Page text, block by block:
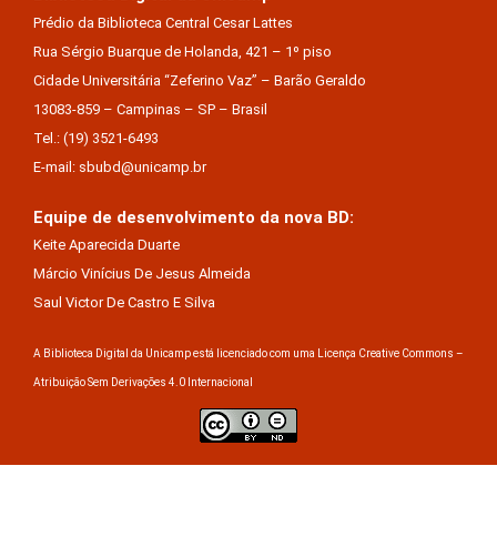
Prédio da Biblioteca Central Cesar Lattes
Rua Sérgio Buarque de Holanda, 421 – 1º piso
Cidade Universitária “Zeferino Vaz” – Barão Geraldo
13083-859 – Campinas – SP – Brasil
Tel.: (19) 3521-6493
E-mail: sbubd@unicamp.br
Equipe de desenvolvimento da nova BD:
Keite Aparecida Duarte
Márcio Vinícius De Jesus Almeida
Saul Victor De Castro E Silva
A Biblioteca Digital da Unicamp está licenciado com uma Licença Creative Commons –
Atribuição Sem Derivações 4.0 Internacional